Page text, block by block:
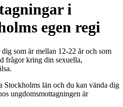
i
egen regi
som är mellan 12-22 år och som
frågor kring din sexuella,
Stockholms län och du kan vända dig
ungdomsmottagningen är